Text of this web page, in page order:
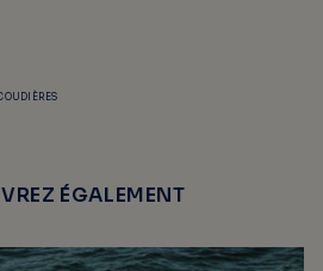
ÉGALEMENT